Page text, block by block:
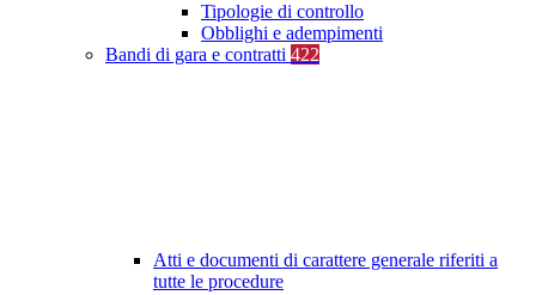
Tipologie di controllo
Obblighi e adempimenti
Bandi di gara e contratti 422
Atti e documenti di carattere generale riferiti a
tutte le procedure